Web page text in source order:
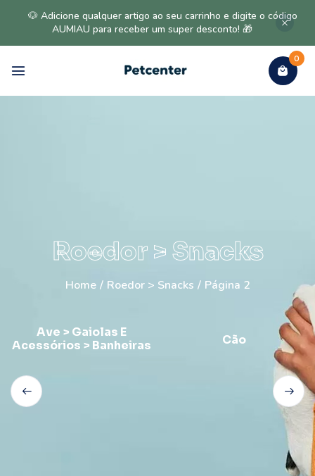
🐶 Adicione qualquer artigo ao seu carrinho e digite o código
AUMIAU para receber um super desconto! 🎁
0
Roedor > Snacks
Home / Roedor > Snacks / Página 2
Ave > Gaiolas E
Acessórios > Banheiras
Cão